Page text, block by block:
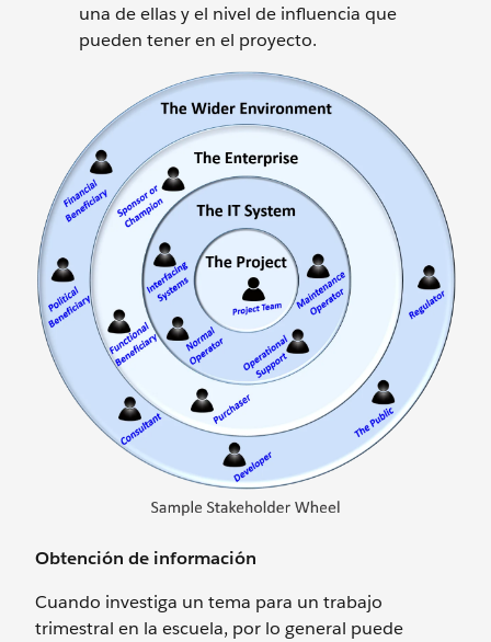
una de ellas y el nivel de influencia que
pueden tener en el proyecto.
Obtención de información
Cuando investiga un tema para un trabajo
trimestral en la escuela, por lo general puede